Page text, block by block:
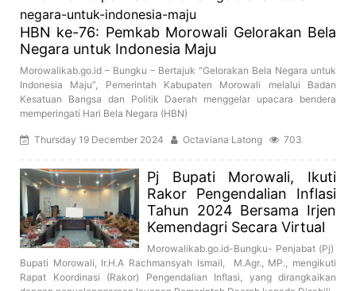
HBN ke-76: Pemkab Morowali Gelorakan Bela
Negara untuk Indonesia Maju
Morowalikab.go.id – Bungku – Bertajuk “Gelorakan Bela Negara untuk
Indonesia Maju”, Pemerintah Kabupaten Morowali melalui Badan
Kesatuan Bangsa dan Politik Daerah menggelar upacara bendera
memperingati Hari Bela Negara (HBN)
Thursday 19 December 2024 Octaviana Latong 703
Pj Bupati Morowali, Ikuti
Rakor Pengendalian Inflasi
Tahun 2024 Bersama Irjen
Kemendagri Secara Virtual
Morowalikab.go.id-Bungku- Penjabat (Pj)
Bupati Morowali, Ir.H.A Rachmansyah Ismail, M.Agr., MP., mengikuti
Rapat Koordinasi (Rakor) Pengendalian Inflasi, yang dirangkaikan